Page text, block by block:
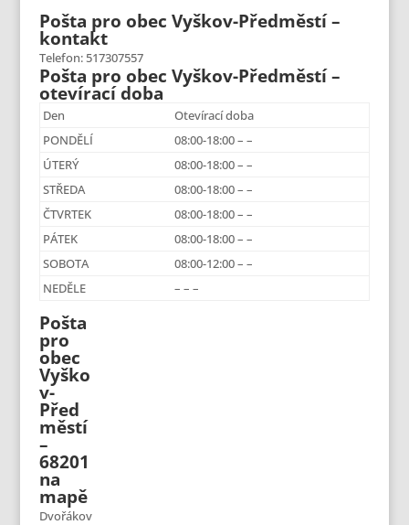
Pošta pro obec Vyškov-Předměstí –
kontakt
Telefon: 517307557
Pošta pro obec Vyškov-Předměstí –
otevírací doba
Den
Otevírací doba
PONDĚLÍ
08:00-18:00 – –
ÚTERÝ
08:00-18:00 – –
STŘEDA
08:00-18:00 – –
ČTVRTEK
08:00-18:00 – –
PÁTEK
08:00-18:00 – –
SOBOTA
08:00-12:00 – –
NEDĚLE
– – –
Pošta
pro
obec
Vyško
v-
Před
městí
–
68201
na
mapě
Dvořákov